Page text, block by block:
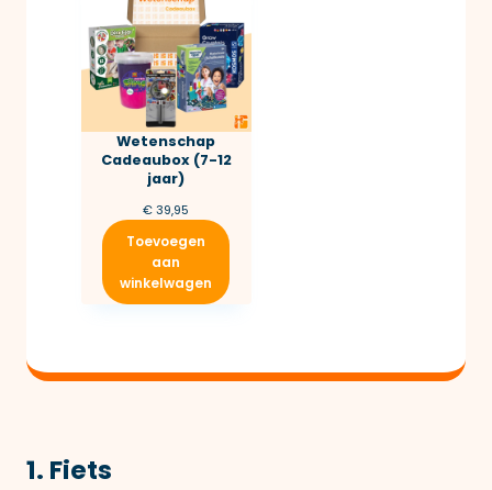
Wetenschap
Cadeaubox (7-12
jaar)
€39,95
Toevoegen
aan
winkelwagen
1. Fiets